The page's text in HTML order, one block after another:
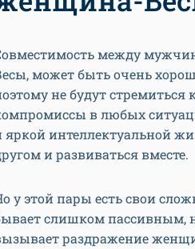
между
может быть очень
не будут стремиться
в любых
яркой интеллектуальной
и развиваться вместе.
у этой пары есть свои
слишком пассивным,
раздражение